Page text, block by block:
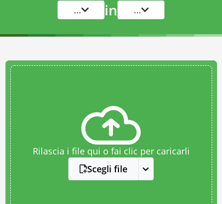
... in ...
Rilascia i file qui o fai clic per caricarli
Scegli file